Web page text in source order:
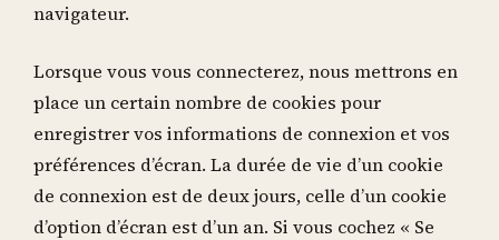
navigateur.
Lorsque vous vous connecterez, nous mettrons en
place un certain nombre de cookies pour
enregistrer vos informations de connexion et vos
préférences d’écran. La durée de vie d’un cookie
de connexion est de deux jours, celle d’un cookie
d’option d’écran est d’un an. Si vous cochez « Se